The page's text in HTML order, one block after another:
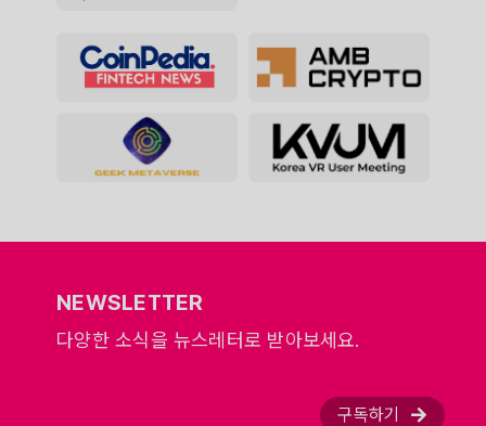
NEWSLETTER
다양한 소식을 뉴스레터로 받아보세요.
구독하기